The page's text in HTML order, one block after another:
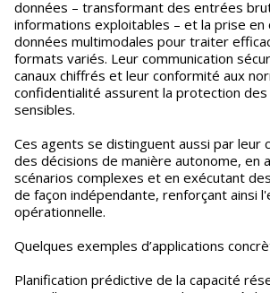
données – transformant des entrées
informations exploitables – et la prise en
données multimodales pour traiter
formats variés. Leur communication
canaux chiffrés et leur conformité aux
confidentialité assurent la protection des
sensibles.
Ces agents se distinguent aussi par leur
des décisions de manière autonome, en
scénarios complexes et en exécutant
de façon indépendante, renforçant ainsi
opérationnelle.
Quelques exemples d’applications
Planification prédictive de la capacité